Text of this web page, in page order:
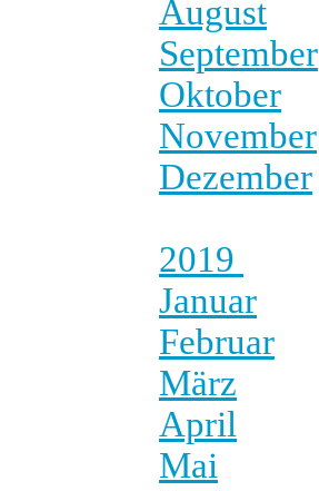
August
September
Oktober
November
Dezember
2019
Januar
Februar
März
April
Mai